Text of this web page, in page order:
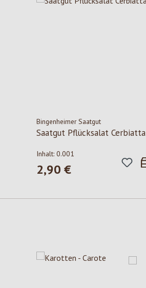
Bingenheimer Saatgut
Saatgut Pflücksalat Cerbiatta
Inhalt: 0.001
Regulärer Preis:
2,90 €